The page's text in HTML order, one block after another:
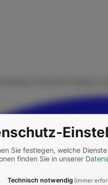
Sie festlegen, welche
finden Sie in unserer
Technisch notwendig (immer